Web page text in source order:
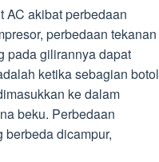
AC akibat perbedaan
perbedaan tekanan
pada gilirannya dapat
ketika sebagian botol
ke dalam
beku. Perbedaan
dicampur,